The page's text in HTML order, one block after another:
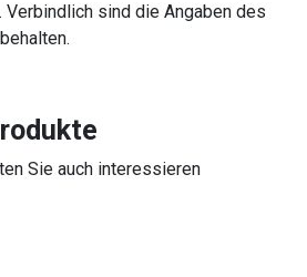
Verbindlich sind die Angaben des
Sie auch interessieren